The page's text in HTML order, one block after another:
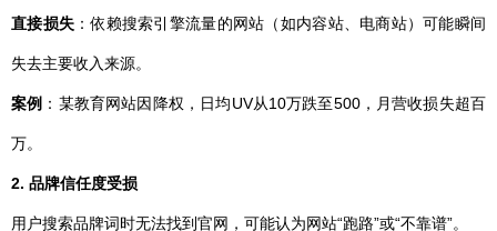
直接损失 ：依赖搜索引擎流量的网站（如内容站、电商站）可能瞬间
失去主要收入来源。
案例 ：某教育网站因降权，日均UV从10万跌至500，月营收损失超百
万。
2. 品牌信任度受损
用户搜索品牌词时无法找到官网，可能认为网站“跑路”或“不靠谱”。